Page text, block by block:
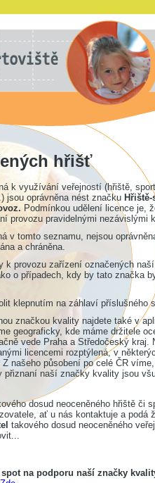
hřišť
k využívání veřejností (hřiště,
jsou oprávněna nést značku
Podmínkou udělení licence je,
provozu pravidelnými nezávislými
v tomto seznamu, nejsou
a chráněna.
k provozu zařízení označených
o případech, kdy by tato značka
klepnutím na záhlaví příslušného
značkou kvality najdete také v
geograficky, kde máme držitele
vede Praha a Středočeský kraj.
licencemi rozptýlená, v
našeho působení po celé ČR
přiznaní naší značky kvality jsou
dosud neoceněného hřiště či
ať u nás kontaktuje a podá
takového dosud neoceněného
spot na podporu naší značky